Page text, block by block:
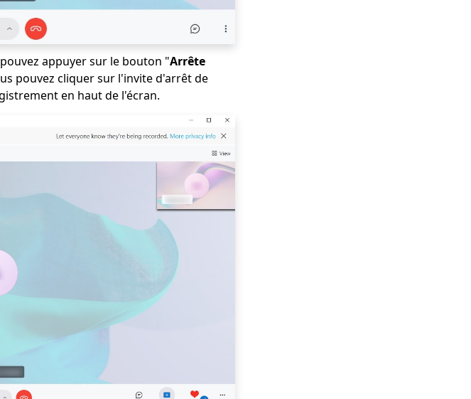
appuyer sur le bouton "Arrête
pouvez cliquer sur l'invite d'arrêt de
en haut de l'écran.